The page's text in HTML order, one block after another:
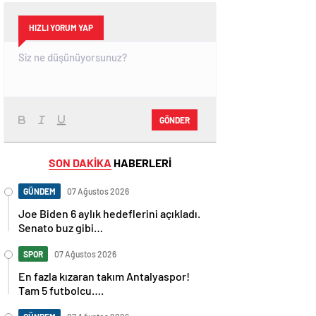
HIZLI YORUM YAP
GÖNDER
SON DAKİKA HABERLERİ
GÜNDEM 07 Ağustos 2026
Joe Biden 6 aylık hedeflerini açıkladı.
Senato buz gibi…
SPOR 07 Ağustos 2026
En fazla kızaran takım Antalyaspor!
Tam 5 futbolcu….